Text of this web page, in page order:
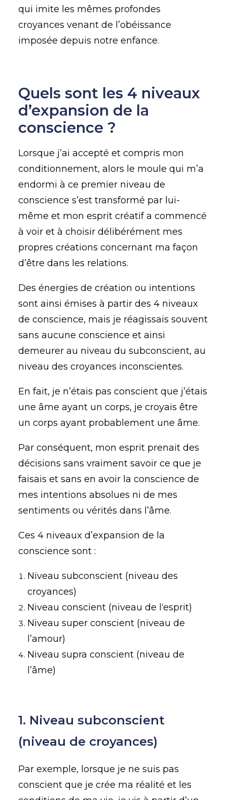
qui imite les mêmes profondes
croyances venant de l’obéissance
imposée depuis notre enfance.
Quels sont les 4 niveaux
d’expansion de la
conscience ?
Lorsque j’ai accepté et compris mon
conditionnement, alors le moule qui m’a
endormi à ce premier niveau de
conscience s’est transformé par lui-
même et mon esprit créatif a commencé
à voir et à choisir délibérément mes
propres créations concernant ma façon
d’être dans les relations.
Des énergies de création ou intentions
sont ainsi émises à partir des 4 niveaux
de conscience, mais je réagissais souvent
sans aucune conscience et ainsi
demeurer au niveau du subconscient, au
niveau des croyances inconscientes.
En fait, je n’étais pas conscient que j’étais
une âme ayant un corps, je croyais être
un corps ayant probablement une âme.
Par conséquent, mon esprit prenait des
décisions sans vraiment savoir ce que je
faisais et sans en avoir la conscience de
mes intentions absolues ni de mes
sentiments ou vérités dans l’âme.
Ces 4 niveaux d’expansion de la
conscience sont :
Niveau subconscient (niveau des
croyances)
Niveau conscient (niveau de l‘esprit)
Niveau super conscient (niveau de
l’amour)
Niveau supra conscient (niveau de
l’âme)
1. Niveau subconscient
(niveau de croyances)
Par exemple, lorsque je ne suis pas
conscient que je crée ma réalité et les